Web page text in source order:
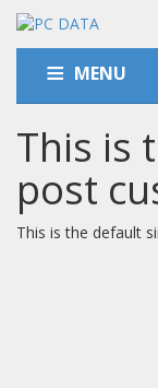
MENU
ACASA
DESPRE NOI
SERVICII
This is
post
This is the default